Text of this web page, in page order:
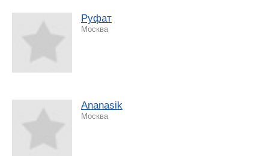
Руфат
Москва
Ananasik
Москва